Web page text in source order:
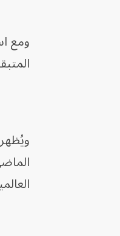
ومع
المتبقية عند 1.5 درجة مئوية،